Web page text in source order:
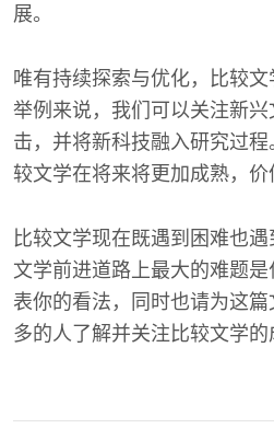
展。
唯有持续探索与优化，比较文
举例来说，我们可以关注新
击，并将新科技融入研究过
较文学在将来将更加成熟，价
比较文学现在既遇到困难也
文学前进道路上最大的难题
表你的看法，同时也请为这
多的人了解并关注比较文学的